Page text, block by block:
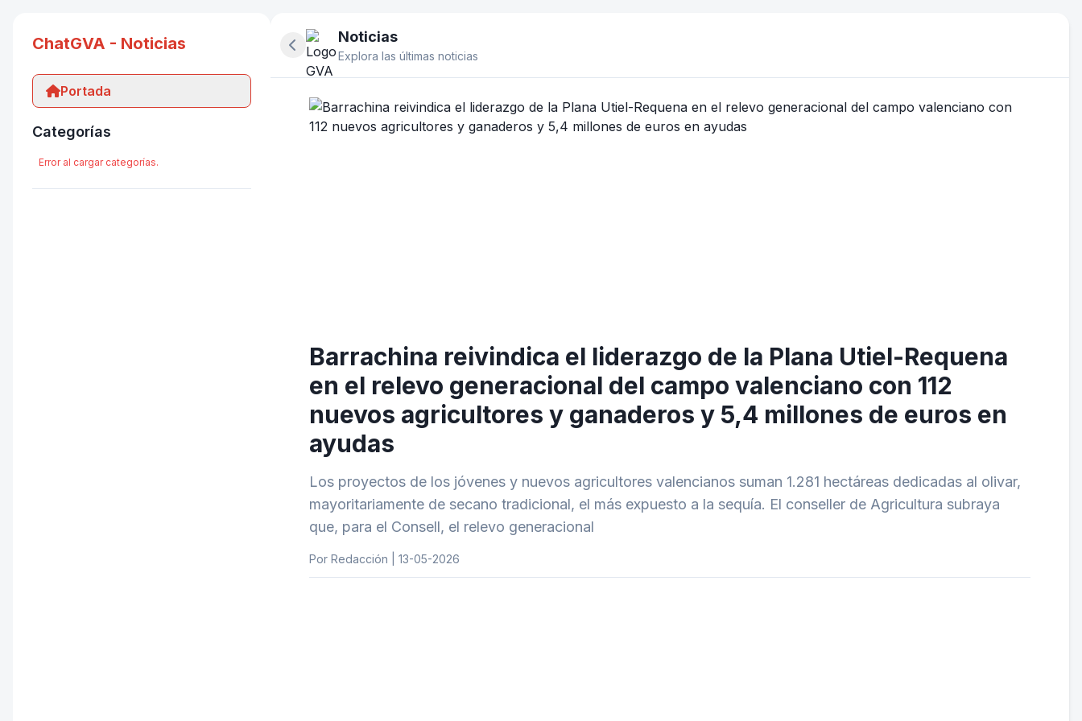
ChatGVA - Noticias
Portada
Categorías
Error al cargar categorías.
Ocultar panel lateral
Noticias
Explora las últimas noticias
Barrachina reivindica el liderazgo de la Plana Utiel-Requena
en el relevo generacional del campo valenciano con 112
nuevos agricultores y ganaderos y 5,4 millones de euros en
ayudas
Los proyectos de los jóvenes y nuevos agricultores valencianos suman 1.281 hectáreas dedicadas al olivar,
mayoritariamente de secano tradicional, el más expuesto a la sequía. El conseller de Agricultura subraya
que, para el Consell, el relevo generacional
Por Redacción | 13-05-2026